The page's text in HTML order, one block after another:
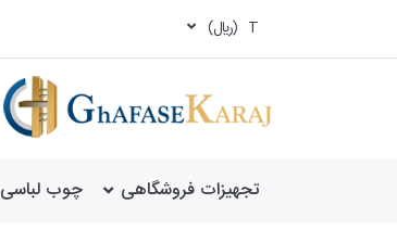
T (ريال)
تجهیزات فروشگاهی چوب لباسی